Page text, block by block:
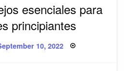
esenciales para
principiantes
10, 2022